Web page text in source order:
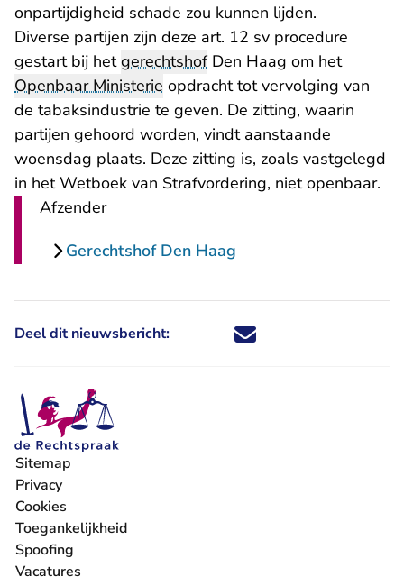
onpartijdigheid schade zou kunnen lijden.
Diverse partijen zijn deze art. 12 sv procedure
gestart bij hetgerechtshofDen Haag om het
Openbaar Ministerie opdracht tot vervolging van
de tabaksindustrie te geven. De zitting, waarin
partijen gehoord worden, vindt aanstaande
woensdag plaats. Deze zitting is, zoals vastgelegd
in het Wetboek van Strafvordering, niet openbaar.
Afzender
Gerechtshof Den Haag
Deel dit nieuwsbericht: Deel dit nieuwsbericht via X -
Deel dit nieuwsbericht via
Deel dit nieuwsbericht
Deel dit
Sitemap
Privacy
Cookies
Toegankelijkheid
Spoofing
Vacatures
- U verlaat Rechtspraak.nl